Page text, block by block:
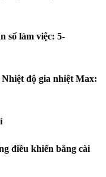
số làm việc: 5-
độ gia nhiệt Max:
điều khiển bằng cài